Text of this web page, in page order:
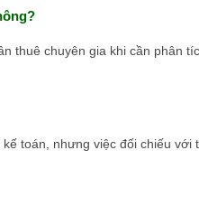
thuê chuyên gia khi cần phân
toán, nhưng việc đối chiếu với